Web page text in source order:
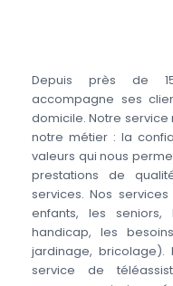
Depuis près de
accompagne ses
domicile. Notre
notre métier : la
valeurs qui nous
prestations de
services. Nos
enfants, les
handicap, les
jardinage, bricolage).
service de